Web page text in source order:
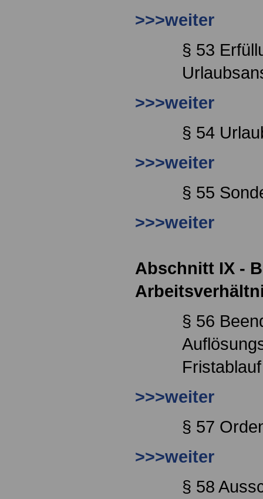
>>>weiter
§ 53
>>>weiter
§ 54
>>>weiter
§ 55
>>>weiter
Abschnitt IX -
§ 56
Fristablauf
>>>weiter
§ 57
>>>weiter
§ 58